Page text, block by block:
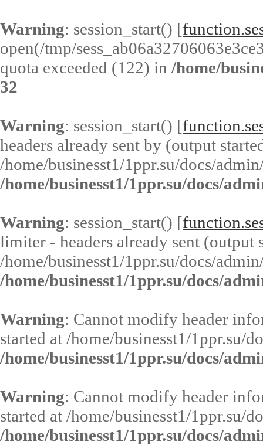
Warning: session_start() [
open(/tmp/
quota exceeded (122) in /home/
32
Warning: session_start() [
headers already sent by (output
/home/businesst1/1ppr.su/docs/
/home/businesst1/1ppr.su/docs/
Warning: session_start() [
limiter - headers already sent (output
/home/businesst1/1ppr.su/docs/
/home/businesst1/1ppr.su/docs/
Warning: Cannot modify header
started at /home/businesst1/1ppr.su/
/home/businesst1/1ppr.su/docs/
Warning: Cannot modify header
started at /home/businesst1/1ppr.su/
/home/businesst1/1ppr.su/docs/